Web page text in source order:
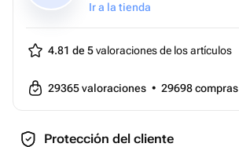
Ir a la tienda
4.81 de 5valoraciones de los artículos
29365valoraciones • 29698compras
Protección del cliente